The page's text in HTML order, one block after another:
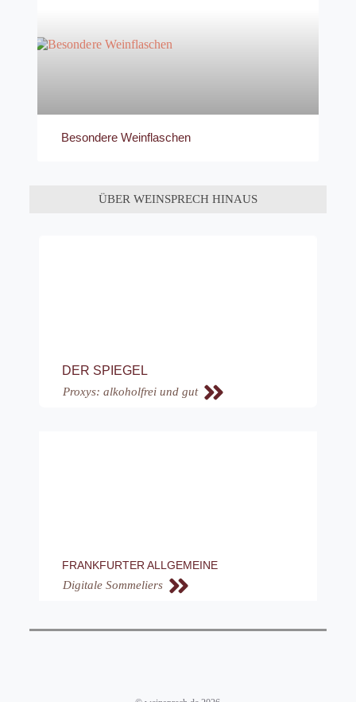
Besondere Weinflaschen
ÜBER WEINSPRECH HINAUS
DER SPIEGEL
Proxys: alkoholfrei und gut
FRANKFURTER ALLGEMEINE
Digitale Sommeliers